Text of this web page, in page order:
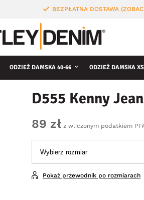
BEZPŁATNA DOSTAWA
ODZIEŻ DAMSKA 40-66 ODZIEŻ DAMSKA
D555 Kenny
89 zł z wliczonym podatkiem
Pokaż przewodnik po rozmiarach